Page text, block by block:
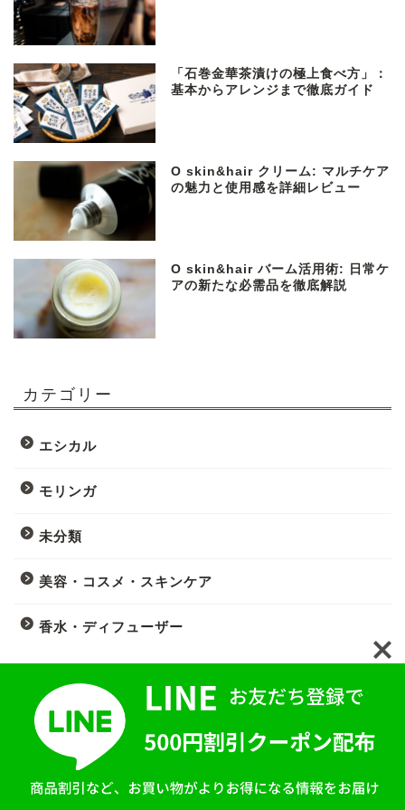
「石巻金華茶漬けの極上食べ方」：
基本からアレンジまで徹底ガイド
O skin&hair クリーム: マルチケア
の魅力と使用感を詳細レビュー
O skin&hair バーム活用術: 日常ケ
アの新たな必需品を徹底解説
カテゴリー
エシカル
モリンガ
未分類
美容・コスメ・スキンケア
香水・ディフューザー
ブランド
MONOEARTH
2020–2026 chouchou